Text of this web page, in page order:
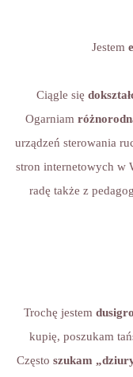
Jestem
Ciągle się
Ogarniam
urządzeń sterowania
stron internetowych w
radę także z
Trochę jestem
kupię, poszukam
Często szukam